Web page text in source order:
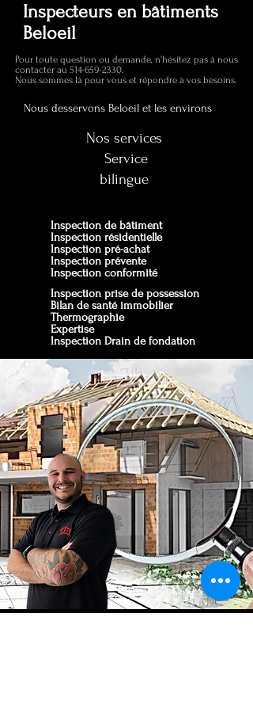
Inspecteurs en bâtiments
Beloeil
Pour toute question ou demande, n'hésitez pas à nous
contacter au 514-659-2330.
Nous sommes là pour vous et répondre à vos besoins.
Nous desservons Beloeil et les environs
Nos services
Service
bilingue
Inspection de bâtiment
Inspection résidentielle
Inspection pré-achat
Inspection prévente
Inspection conformité
Inspection prise de possession
Bilan de santé immobilier
Thermographie
Expertise
Inspection Drain de fondation